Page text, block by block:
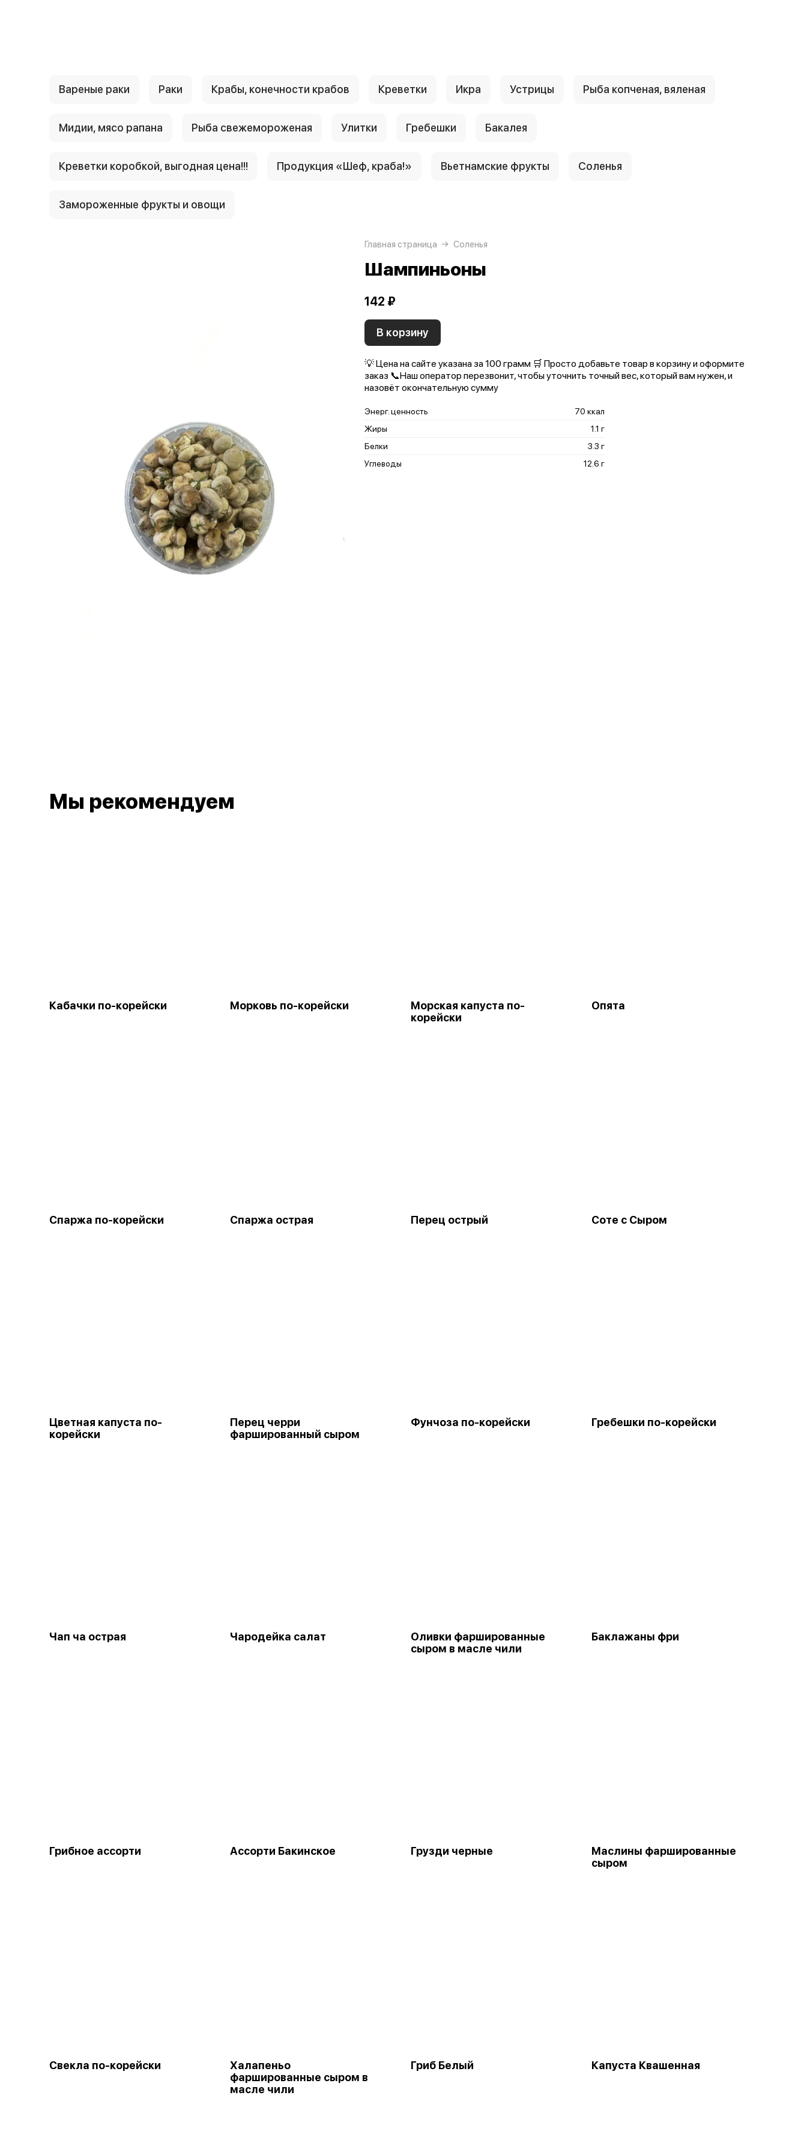
Вареные раки Раки Крабы, конечности крабов Креветки Икра Устрицы Рыба копченая, вяленая
Мидии, мясо рапана Рыба свежемороженая Улитки Гребешки Бакалея
Креветки коробкой, выгодная цена!!! Продукция «Шеф, краба!» Вьетнамские фрукты Соленья
Замороженные фрукты и овощи
Главная страница Соленья
Шампиньоны
142 ₽
В корзину
💡 Цена на сайте указана за 100 грамм 🛒 Просто добавьте товар в корзину и оформите
заказ 📞Наш оператор перезвонит, чтобы уточнить точный вес, который вам нужен, и
назовёт окончательную сумму
Энерг. ценность
70 ккал
Жиры
1.1 г
Белки
3.3 г
Углеводы
12.6 г
Мы рекомендуем
Кабачки по-корейски Морковь по-корейски
Морская капуста по-
корейски
Опята
Спаржа по-корейски Спаржа острая Перец острый Соте с Сыром
Цветная капуста по-
корейски
Перец черри
фаршированный сыром
Фунчоза по-корейски Гребешки по-корейски
Чап ча острая Чародейка салат
Оливки фаршированные
сыром в масле чили
Баклажаны фри
Грибное ассорти Ассорти Бакинское Грузди черные
Маслины фаршированные
сыром
Свекла по-корейски
Халапеньо
фаршированные сыром в
масле чили
Гриб Белый Капуста Квашенная